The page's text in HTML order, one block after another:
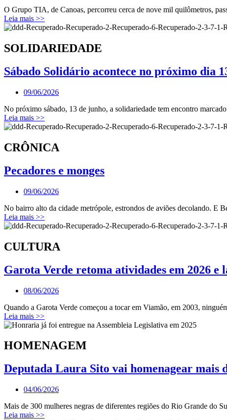
O Grupo TIA, de Canoas, percorreu cerca de nove mil quilômetros,
Leia mais >>
SOLIDARIEDADE
Sábado Solidário acontece no próximo dia
09/06/2026
No próximo sábado, 13 de junho, a solidariedade tem encontro
Leia mais >>
CRÔNICA
Pecadores e monges
09/06/2026
No bairro alto da cidade metrópole, estrondos de aviões decolando. E
Leia mais >>
CULTURA
Garota Verde retoma atividades em 2026
08/06/2026
Quando a Garota Verde começou a tocar em Viamão, em 2003,
Leia mais >>
HOMENAGEM
Deputada Laura Sito vai homenagear mais
04/06/2026
Mais de 300 mulheres negras de diferentes regiões do Rio Grande do
Leia mais >>